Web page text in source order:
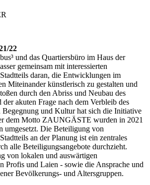
22
und das Quartiersbüro im Haus der
gemeinsam mit interessierten
daran, die Entwicklungen im
Miteinander künstlerisch zu gestalten und
durch den Abriss und Neubau des
akuten Frage nach dem Verbleib des
Begegnung und Kultur hat sich die Initiative
dem Motto ZAUNGÄSTE wurden in 2021
umgesetzt. Die Beteiligung von
an der Planung ist ein zentrales
alle Beteiligungsangebote durchzieht.
von lokalen und auswärtigen
Profis und Laien - sowie die Ansprache und
Bevölkerungs- und Altersgruppen.